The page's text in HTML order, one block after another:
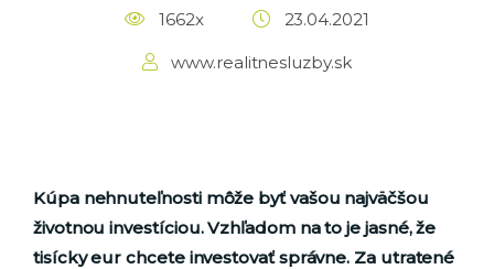
1662x 23.04.2021
www.realitnesluzby.sk
Kúpa nehnuteľnosti môže byť vašou najväčšou
životnou investíciou. Vzhľadom na to je jasné, že
tisícky eur chcete investovať správne. Za utratené